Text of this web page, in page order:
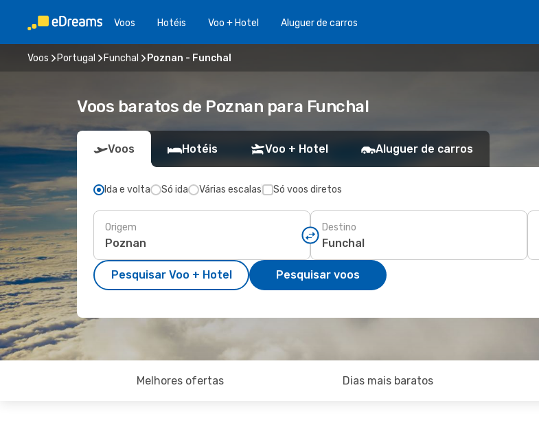
Voos Hotéis Voo + Hotel Aluguer de carros
Voos Portugal Funchal Poznan - Funchal
Voos baratos de Poznan para Funchal
Voos Hotéis Voo + Hotel Aluguer de carros
Ida e volta Só ida Várias escalas Só voos diretos
Origem Destino
Pesquisar Voo + Hotel Pesquisar voos
Melhores ofertas Dias mais baratos